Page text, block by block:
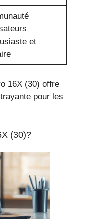
et
16X (30) offre
pour les
(30)?